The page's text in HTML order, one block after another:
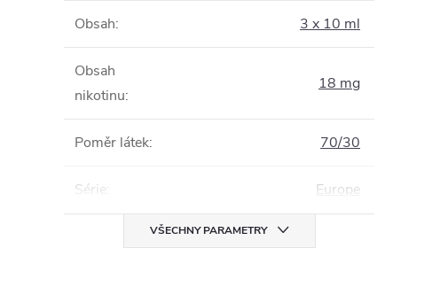
Obsah: 3 x 10 ml
Obsah
nikotinu:
18 mg
Poměr látek: 70/30
Série: Europe
VŠECHNY PARAMETRY